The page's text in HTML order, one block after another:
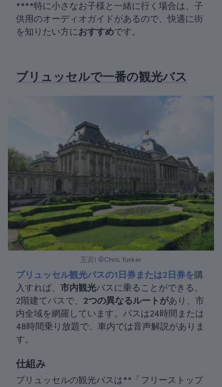
****特に小さなお子様と一緒に行く場合は、子
供用のオーディオガイドがあるので、快適に街
を知りたい方におすすめです。
ブリュッセルで一番の観光バス
王宮| ©Chris Yunker
ブリュッセル観光バスの1日券または2日券を購
入すれば、 市内観光バスに乗ることができる。
2階建てバスで、 2つの異なるルートがあり、市
内全域を網羅しています。パスは24時間または
48時間乗り放題で、車内では音声解説がありま
す。
仕組み
ブリュッセルの観光バスは**「フリーストップ